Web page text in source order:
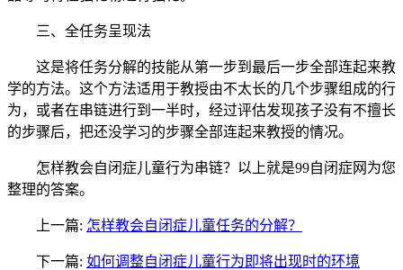
三、全任务呈现法
这是将任务分解的技能从第一步到最后一步全部连起来教
学的方法。这个方法适用于教授由不太长的几个步骤组成的行
为，或者在串链进行到一半时，经过评估发现孩子没有不擅长
的步骤后，把还没学习的步骤全部连起来教授的情况。
怎样教会自闭症儿童行为串链？以上就是99自闭症网为您
整理的答案。
上一篇: 怎样教会自闭症儿童任务的分解？
下一篇: 如何调整自闭症儿童行为即将出现时的环境